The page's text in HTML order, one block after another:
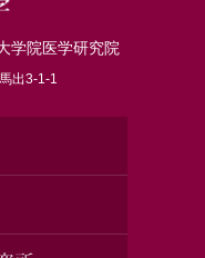
学院医学研究院
出3-1-1